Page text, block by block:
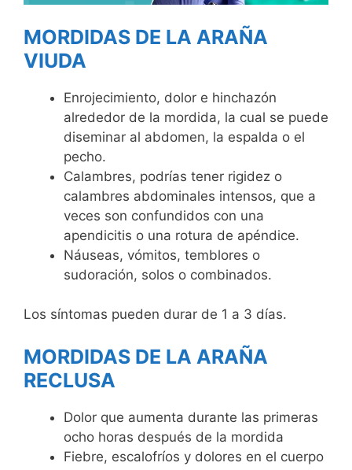
MORDIDAS DE LA ARAÑA
VIUDA
Enrojecimiento, dolor e hinchazón
alrededor de la mordida, la cual se puede
diseminar al abdomen, la espalda o el
pecho.
Calambres, podrías tener rigidez o
calambres abdominales intensos, que a
veces son confundidos con una
apendicitis o una rotura de apéndice.
Náuseas, vómitos, temblores o
sudoración, solos o combinados.
Los síntomas pueden durar de 1 a 3 días.
MORDIDAS DE LA ARAÑA
RECLUSA
Dolor que aumenta durante las primeras
ocho horas después de la mordida
Fiebre, escalofríos y dolores en el cuerpo